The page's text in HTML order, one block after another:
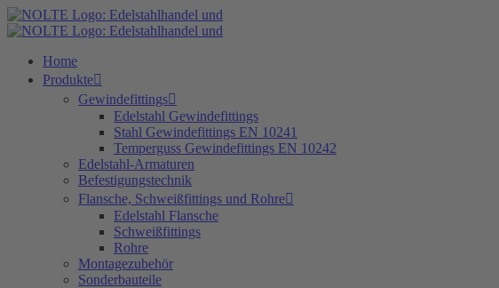
Zum
Inhalt
Home
Produkte
Gewindefittings
Edelstahl Gewindefittings
Stahl Gewindefittings EN 10241
Temperguss Gewindefittings EN 10242
Edelstahl-Armaturen
Befestigungstechnik
Flansche, Schweißfittings und Rohre
Edelstahl Flansche
Schweißfittings
Rohre
Montagezubehör
Sonderbauteile